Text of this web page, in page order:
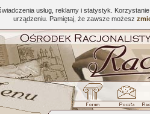
usług, reklamy i statystyk.
urządzeniu. Pamiętaj, że zawsze możesz